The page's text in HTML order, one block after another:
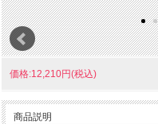
価格:12,210円(税込)
商品説明